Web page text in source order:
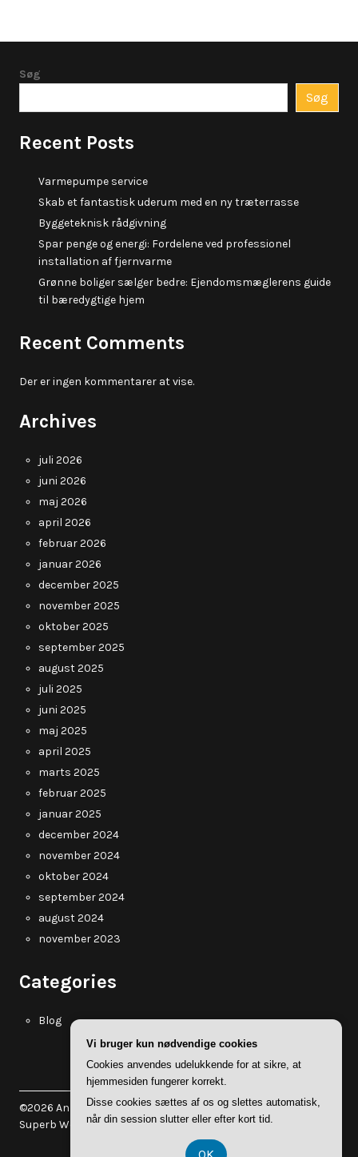
Søg
Søg
Recent Posts
Varmepumpe service
Skab et fantastisk uderum med en ny træterrasse
Byggeteknisk rådgivning
Spar penge og energi: Fordelene ved professionel
installation af fjernvarme
Grønne boliger sælger bedre: Ejendomsmæglerens guide
til bæredygtige hjem
Recent Comments
Der er ingen kommentarer at vise.
Archives
juli 2026
juni 2026
maj 2026
april 2026
februar 2026
januar 2026
december 2025
november 2025
oktober 2025
september 2025
august 2025
juli 2025
juni 2025
maj 2025
april 2025
marts 2025
februar 2025
januar 2025
december 2024
november 2024
oktober 2024
september 2024
august 2024
november 2023
Categories
Blog
©2026 Annebergentreprise.dk| WordPress Theme by
Superb WordPress Themes
Vi bruger kun nødvendige cookies
Cookies anvendes udelukkende for at sikre, at
hjemmesiden fungerer korrekt.
Disse cookies sættes af os og slettes automatisk,
når din session slutter eller efter kort tid.